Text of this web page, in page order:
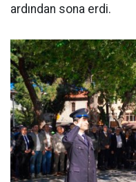
ardından sona erdi.